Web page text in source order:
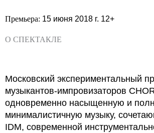
Премьера: 15 июня 2018 г. 12+
О СПЕКТАКЛЕ
Московский экспериментальный
музыкантов-импровизаторов
одновременно насыщенную и
минималистичную музыку,
IDM, современной